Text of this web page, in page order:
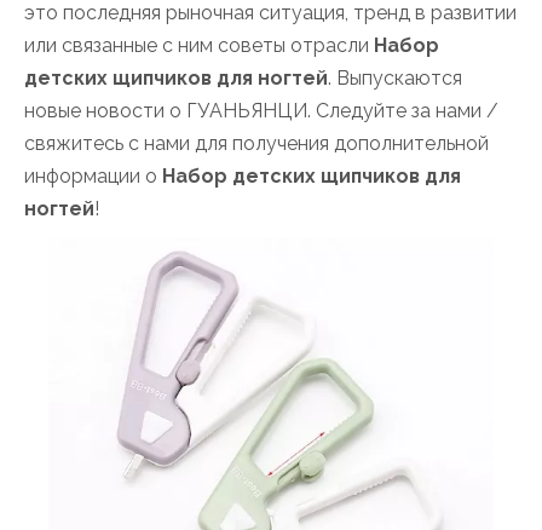
это последняя рыночная ситуация, тренд в развитии
или связанные с ним советы отрасли Набор
детских щипчиков для ногтей. Выпускаются
новые новости о ГУАНЬЯНЦИ. Следуйте за нами /
свяжитесь с нами для получения дополнительной
информации о Набор детских щипчиков для
ногтей!